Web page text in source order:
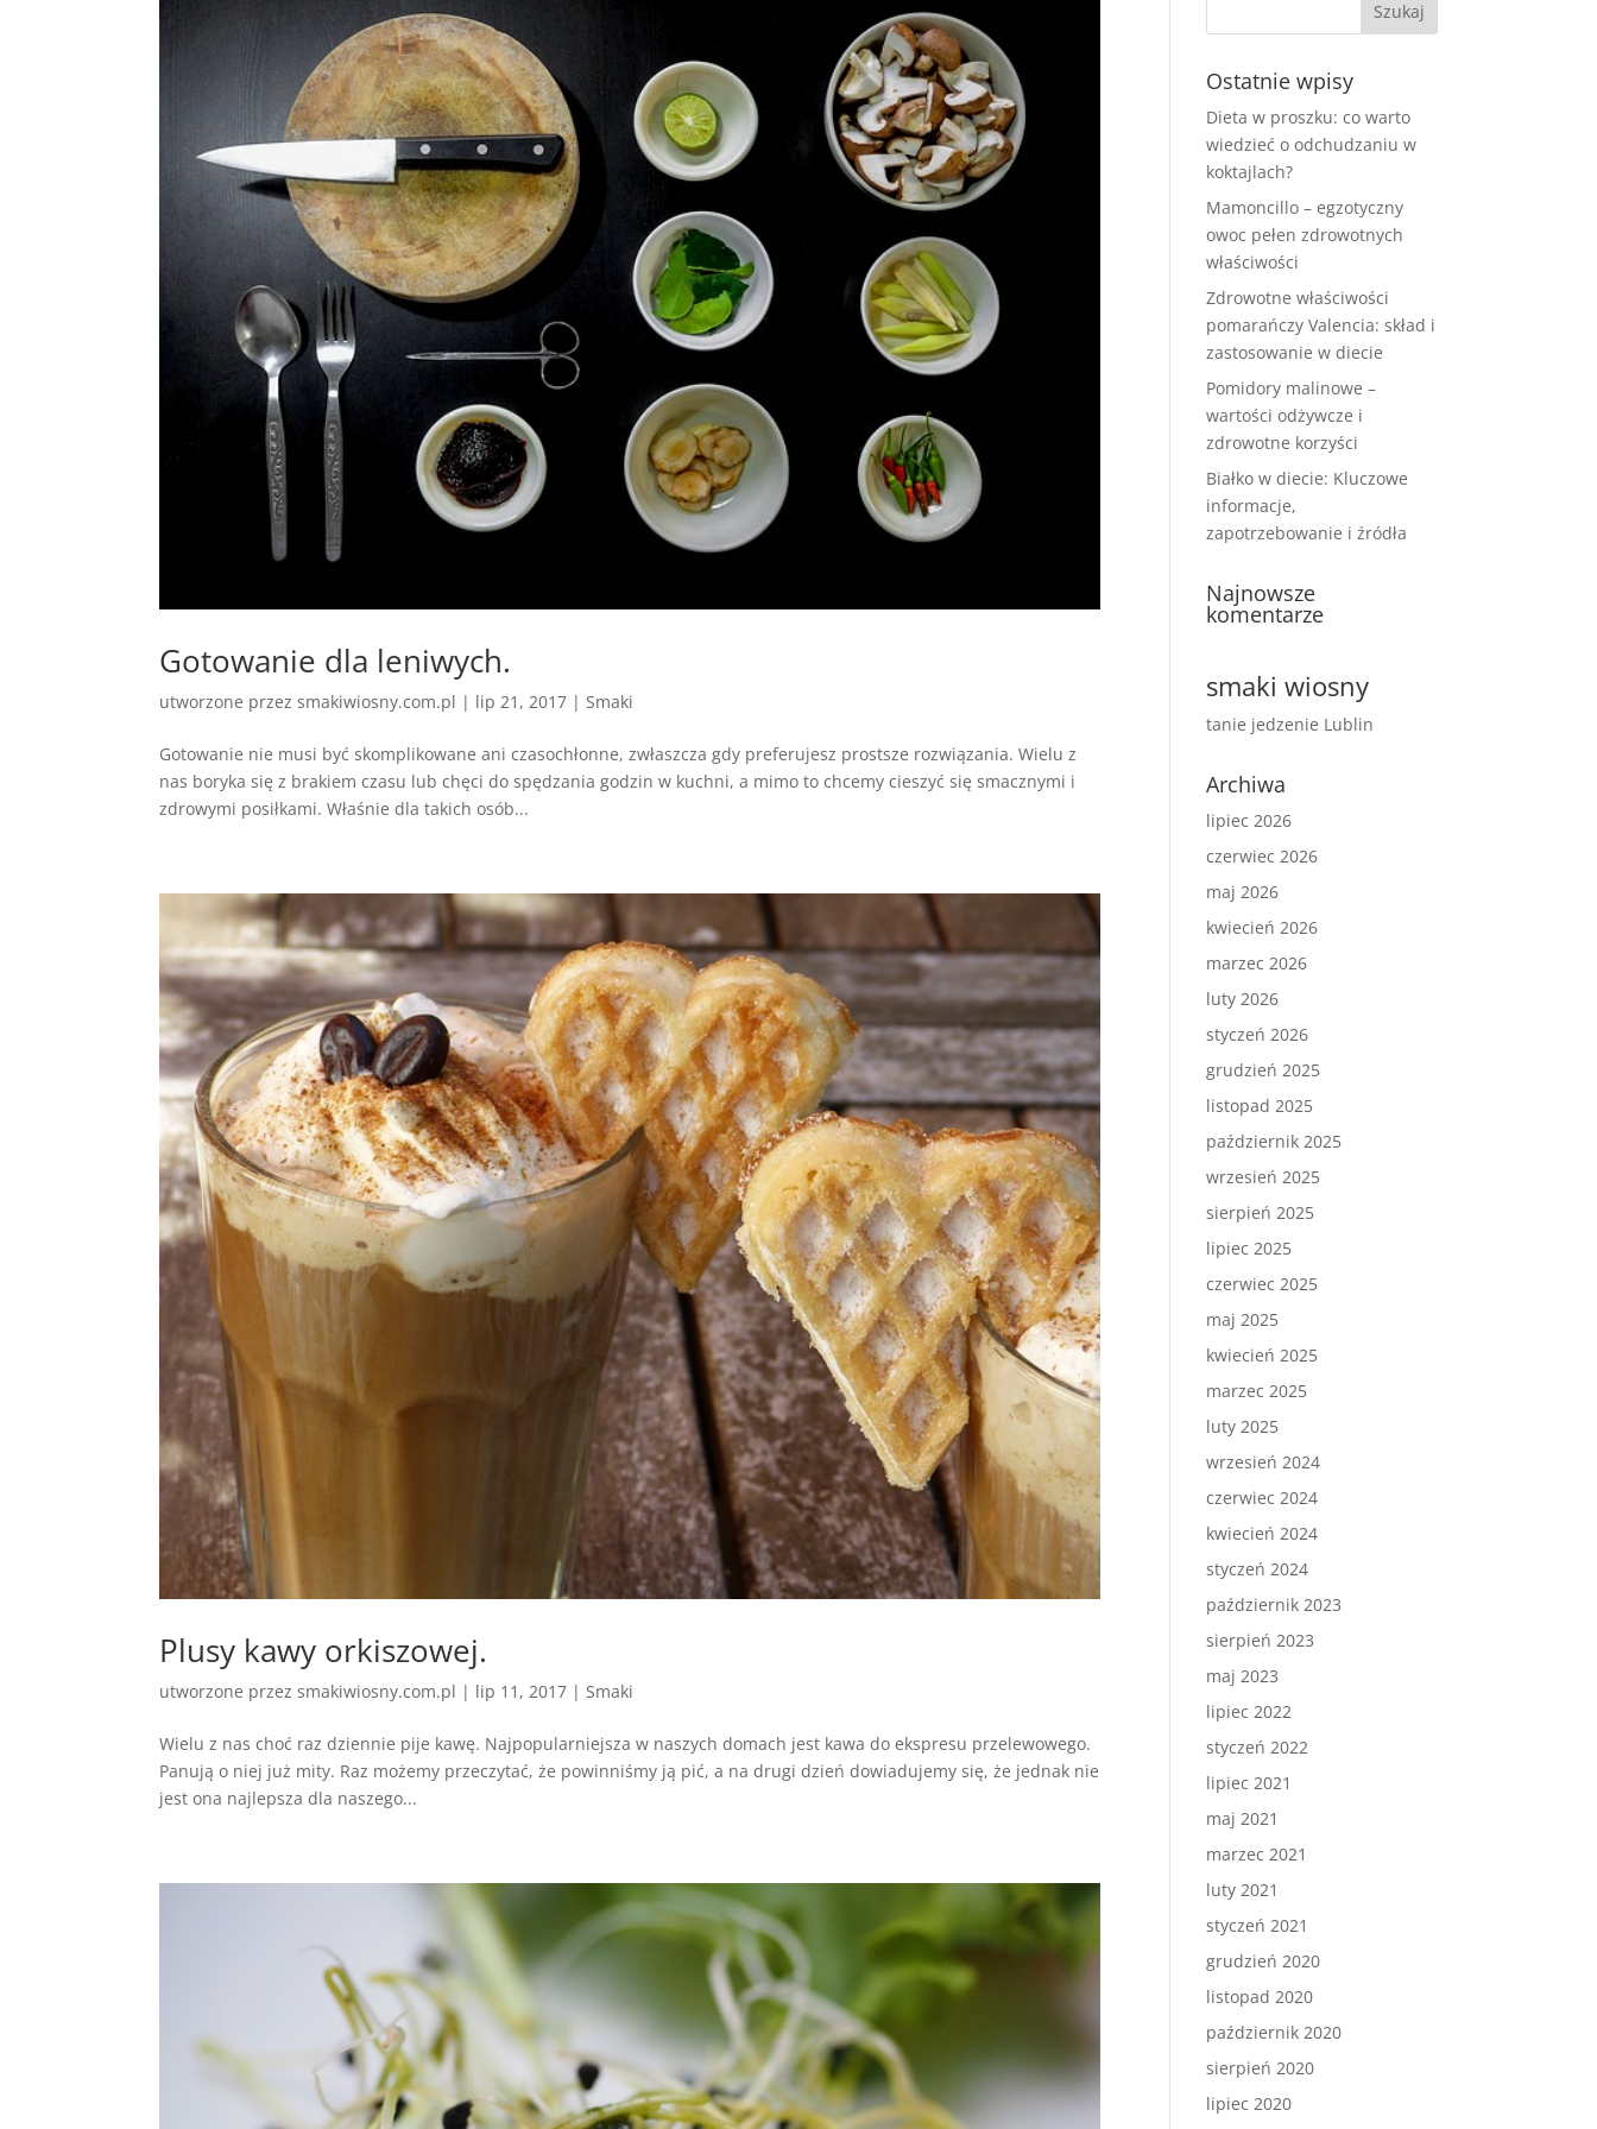
Gotowanie dla leniwych.
utworzone przezsmakiwiosny.com.pl | lip 21, 2017 |Smaki
Gotowanie nie musi być skomplikowane ani czasochłonne, zwłaszcza gdy preferujesz prostsze rozwiązania. Wielu z
nas boryka się z brakiem czasu lub chęci do spędzania godzin w kuchni, a mimo to chcemy cieszyć się smacznymi i
zdrowymi posiłkami. Właśnie dla takich osób...
Plusy kawy orkiszowej.
utworzone przezsmakiwiosny.com.pl | lip 11, 2017 |Smaki
Wielu z nas choć raz dziennie pije kawę. Najpopularniejsza w naszych domach jest kawa do ekspresu przelewowego.
Panują o niej już mity. Raz możemy przeczytać, że powinniśmy ją pić, a na drugi dzień dowiadujemy się, że jednak nie
jest ona najlepsza dla naszego...
Ostatnie wpisy
Dieta w proszku: co warto
wiedzieć o odchudzaniu w
koktajlach?
Mamoncillo – egzotyczny
owoc pełen zdrowotnych
właściwości
Zdrowotne właściwości
pomarańczy Valencia: skład i
zastosowanie w diecie
Pomidory malinowe –
wartości odżywcze i
zdrowotne korzyści
Białko w diecie: Kluczowe
informacje,
zapotrzebowanie i źródła
Najnowsze
komentarze
smaki wiosny
tanie jedzenie Lublin
Archiwa
lipiec 2026
czerwiec 2026
maj 2026
kwiecień 2026
marzec 2026
luty 2026
styczeń 2026
grudzień 2025
listopad 2025
październik 2025
wrzesień 2025
sierpień 2025
lipiec 2025
czerwiec 2025
maj 2025
kwiecień 2025
marzec 2025
luty 2025
wrzesień 2024
czerwiec 2024
kwiecień 2024
styczeń 2024
październik 2023
sierpień 2023
maj 2023
lipiec 2022
styczeń 2022
lipiec 2021
maj 2021
marzec 2021
luty 2021
styczeń 2021
grudzień 2020
listopad 2020
październik 2020
sierpień 2020
lipiec 2020